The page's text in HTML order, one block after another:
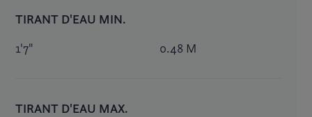
TIRANT D'EAU MIN.
1'7" 0.48 M
TIRANT D'EAU MAX.